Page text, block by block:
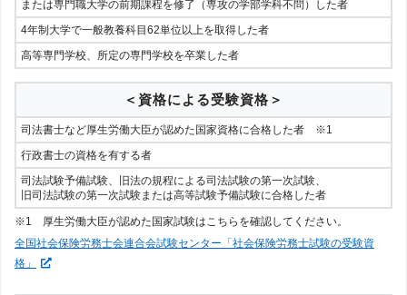
または専門職大学の前期課程を修了（専攻の学部学科不問）した者
4年制大学で一般教養科目62単位以上を取得した者
高等専門学校、所定の専門学校を卒業した者
＜資格による受験資格＞
司法書士など厚生労働大臣が認めた国家資格に合格した者 ※1
行政書士の資格を有する者
司法試験予備試験、旧法の規程による司法試験の第一次試験、
旧司法試験の第一次試験または高等試験予備試験に合格した者
※1 厚生労働大臣が認めた国家試験はこちらを確認してください。
全国社会保険労務士会連合会試験センター「社会保険労務士試験の受験資
格」